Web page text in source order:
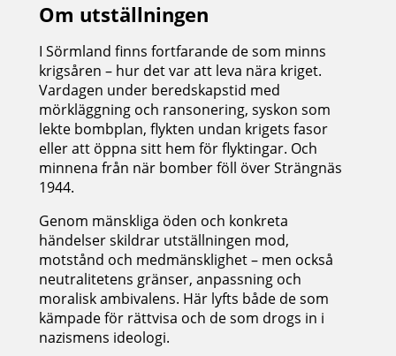
Om utställningen
I Sörmland finns fortfarande de som minns
krigsåren – hur det var att leva nära kriget.
Vardagen under beredskapstid med
mörkläggning och ransonering, syskon som
lekte bombplan, flykten undan krigets fasor
eller att öppna sitt hem för flyktingar. Och
minnena från när bomber föll över Strängnäs
1944.
Genom mänskliga öden och konkreta
händelser skildrar utställningen mod,
motstånd och medmänsklighet – men också
neutralitetens gränser, anpassning och
moralisk ambivalens. Här lyfts både de som
kämpade för rättvisa och de som drogs in i
nazismens ideologi.